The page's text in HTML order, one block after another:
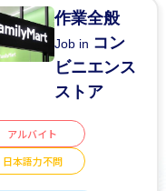
作業全般
Job in コン
ビニエンス
ストア
アルバイト
日本語力不問